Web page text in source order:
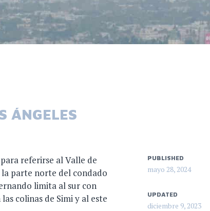
ÁNGELES
referirse al Valle de
la parte norte del condado
limita al sur con
colinas de Simi y al este
PUBLISHED
mayo 28, 2024
UPDATED
diciembre 9, 2023